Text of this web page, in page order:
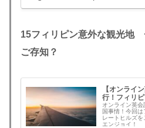
15フィリピン意外な観光地
ご存知？
【オンライ
行！フィリ
オンライン英
国事情！今回
レートヒルズを
エンジョイ！